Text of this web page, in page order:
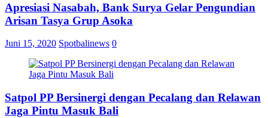
Sidak
Bea
Apresiasi Nasabah, Bank Surya Gelar Pengundian
Arisan Tasya Grup Asoka
Juni 15, 2020 Spotbalinews 0
Satpol PP Bersinergi dengan Pecalang dan Relawan
Jaga Pintu Masuk Bali